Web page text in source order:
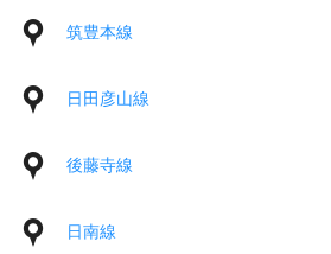
筑豊本線
日田彦山線
後藤寺線
日南線